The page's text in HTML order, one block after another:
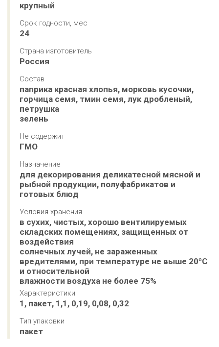
крупный
Срок годности, мес
24
Страна изготовитель
Россия
Состав
паприка красная хлопья, морковь кусочки,
горчица семя, тмин семя, лук дробленый,
петрушка
зелень
Не содержит
ГМО
Назначение
для декорирования деликатесной мясной и
рыбной продукции, полуфабрикатов и
готовых блюд
Условия хранения
в сухих, чистых, хорошо вентилируемых
складских помещениях, защищенных от
воздействия
солнечных лучей, не зараженных
вредителями, при температуре не выше 20ºС
и относительной
влажности воздуха не более 75%
Характеристики
1, пакет, 1,1, 0,19, 0,08, 0,32
Тип упаковки
пакет